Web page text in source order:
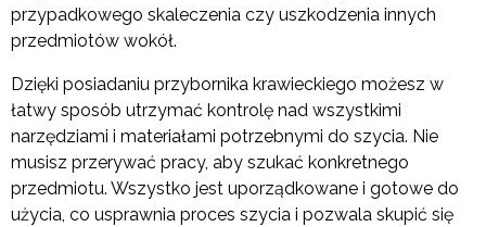
przypadkowego skaleczenia czy uszkodzenia innych
przedmiotów wokół.
Dzięki posiadaniu przybornika krawieckiego możesz w
łatwy sposób utrzymać kontrolę nad wszystkimi
narzędziami i materiałami potrzebnymi do szycia. Nie
musisz przerywać pracy, aby szukać konkretnego
przedmiotu. Wszystko jest uporządkowane i gotowe do
użycia, co usprawnia proces szycia i pozwala skupić się